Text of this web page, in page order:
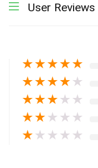
User Reviews
★★★★★
★★★★ ★
★★★ ★ ★
★★ ★ ★ ★
★ ★ ★ ★ ★